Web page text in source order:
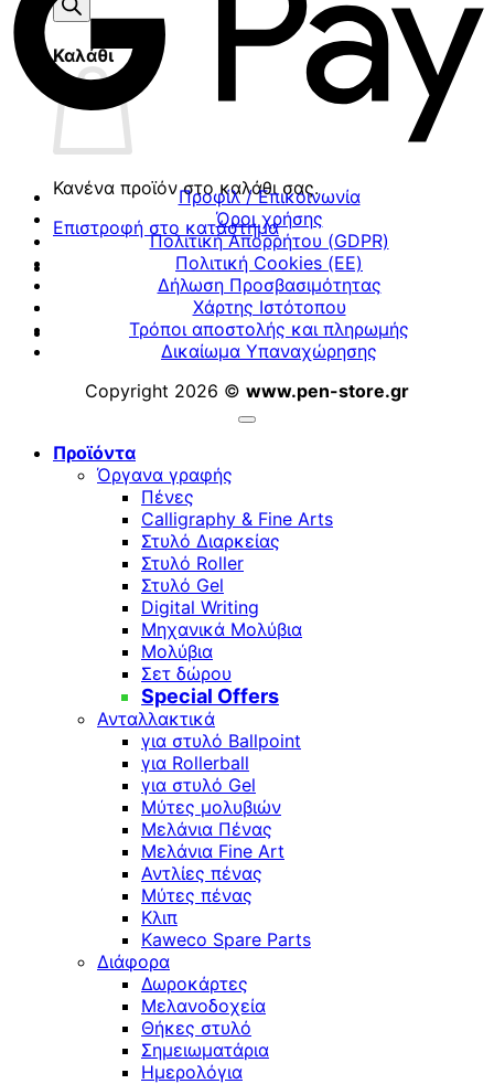
Καλάθι
Κανένα προϊόν στο καλάθι σας.
Επιστροφή στο κατάστημα
Προφίλ / Επικοινωνία
Όροι χρήσης
Πολιτική Απορρήτου (GDPR)
Πολιτική Cookies (ΕΕ)
Δήλωση Προσβασιμότητας
Χάρτης Ιστότοπου
Τρόποι αποστολής και πληρωμής
Δικαίωμα Υπαναχώρησης
Copyright 2026 © www.pen-store.gr
Προϊόντα
Όργανα γραφής
Πένες
Calligraphy & Fine Arts
Στυλό Διαρκείας
Στυλό Roller
Στυλό Gel
Digital Writing
Μηχανικά Μολύβια
Μολύβια
Σετ δώρου
Special Offers
Ανταλλακτικά
για στυλό Ballpoint
για Rollerball
για στυλό Gel
Μύτες μολυβιών
Μελάνια Πένας
Μελάνια Fine Art
Αντλίες πένας
Μύτες πένας
Κλιπ
Kaweco Spare Parts
Διάφορα
Δωροκάρτες
Μελανοδοχεία
Θήκες στυλό
Σημειωματάρια
Ημερολόγια